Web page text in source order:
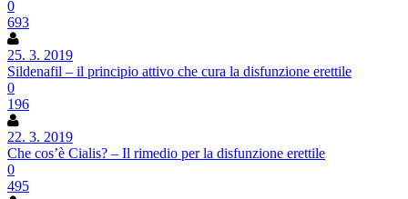
0
693
25. 3. 2019
Sildenafil – il principio attivo che cura la disfunzione erettile
0
196
22. 3. 2019
Che cos’è Cialis? – Il rimedio per la disfunzione erettile
0
495